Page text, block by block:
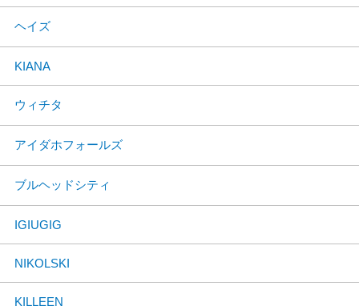
ヘイズ
KIANA
ウィチタ
アイダホフォールズ
ブルヘッドシティ
IGIUGIG
NIKOLSKI
KILLEEN